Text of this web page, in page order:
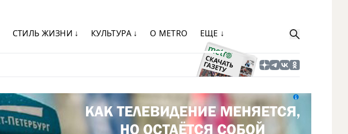
СТИЛЬ ЖИЗНИ ↓ КУЛЬТУРА ↓ О METRO ЕЩЕ ↓